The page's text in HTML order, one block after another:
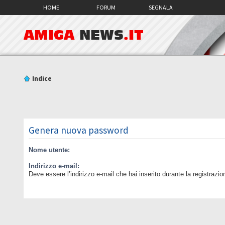
HOME FORUM SEGNALA
AMIGA NEWS.IT
Indice
Genera nuova password
Nome utente:
Indirizzo e-mail:
Deve essere l’indirizzo e-mail che hai inserito durante la